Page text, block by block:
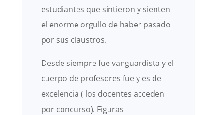
estudiantes que sintieron y sienten
el enorme orgullo de haber pasado
por sus claustros.
Desde siempre fue vanguardista y el
cuerpo de profesores fue y es de
excelencia ( los docentes acceden
por concurso). Figuras